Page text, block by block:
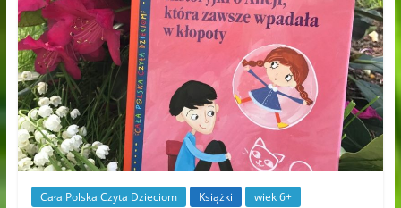
Cała Polska Czyta Dzieciom Książki wiek 6+